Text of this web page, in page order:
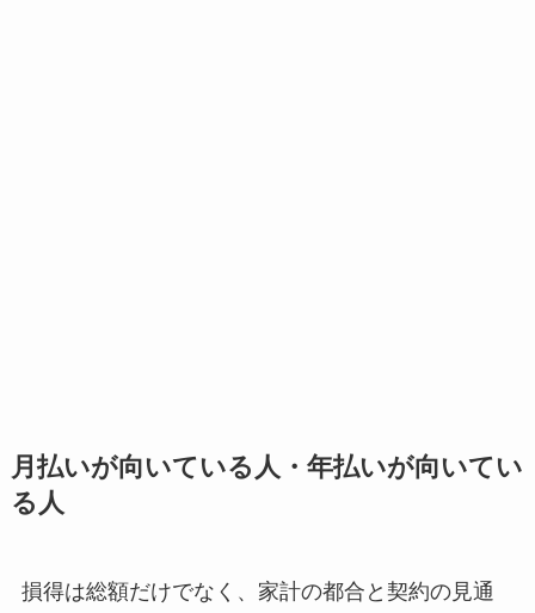
月払いが向いている人・年払いが向いてい
る人
損得は総額だけでなく、家計の都合と契約の見通